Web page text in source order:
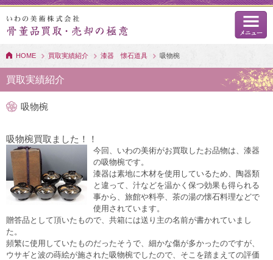
HOME 買取実績紹介 漆器 懐石道具 吸物椀
買取実績紹介
吸物椀
吸物椀買取ました！！
今回、いわの美術がお買取したお品物は、漆器
の吸物椀です。
漆器は素地に木材を使用しているため、陶器類
と違って、汁などを温かく保つ効果も得られる
事から、旅館や料亭、茶の湯の懐石料理などで
使用されています。
贈答品として頂いたもので、共箱には送り主の名前が書かれていまし
た。
頻繁に使用していたものだったそうで、細かな傷が多かったのですが、
ウサギと波の蒔絵が施された吸物椀でしたので、そこを踏まえての評価